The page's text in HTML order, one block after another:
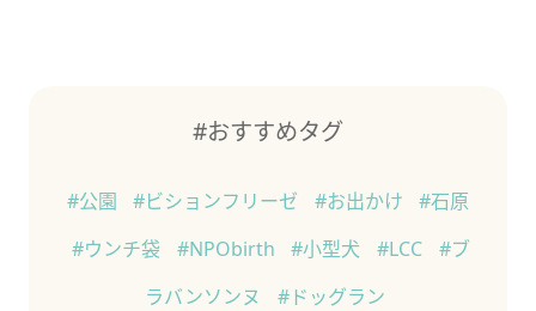
#おすすめタグ
#公園 #ビションフリーゼ #お出かけ
#石原
#ウンチ袋
#NPObirth #小型犬 #LCC
#ブ
ラバンソンヌ
#ドッグラン